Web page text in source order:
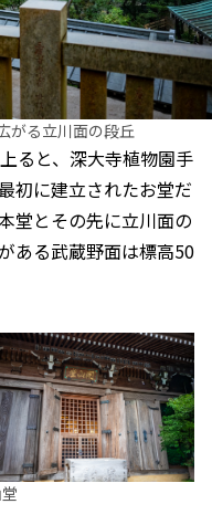
がる立川面の段丘
ると、深大寺植物園手
初に建立されたお堂だ
堂とその先に立川面の
ある武蔵野面は標高50